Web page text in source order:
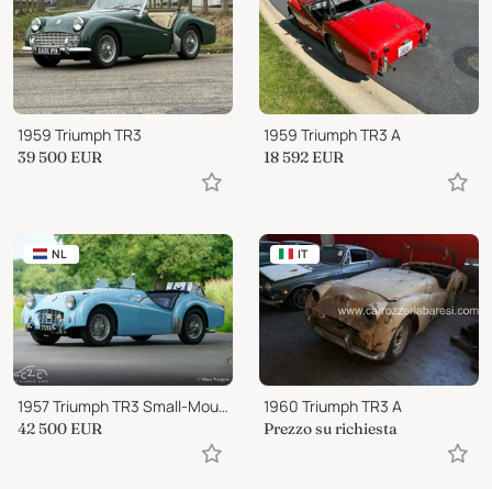
1959 Triumph TR3
39 500 EUR
1959 Triumph TR3 A
18 592 EUR
NL
1957 Triumph TR3 Small-Mouth
42 500 EUR
IT
1960 Triumph TR3 A
Prezzo su richiesta